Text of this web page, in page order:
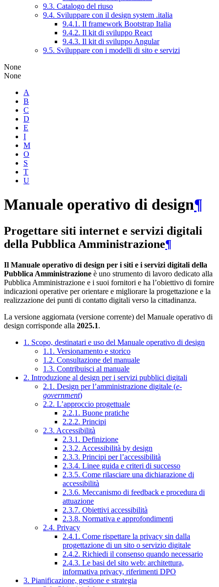
9.3. Catalogo del riuso
9.4. Sviluppare con il design system .italia
9.4.1. Il framework Bootstrap Italia
9.4.2. Il kit di sviluppo React
9.4.3. Il kit di sviluppo Angular
9.5. Sviluppare con i modelli di sito e servizi
None
None
A
B
C
D
E
I
M
O
S
T
U
Manuale operativo di design¶
Progettare siti internet e servizi digitali
della Pubblica Amministrazione¶
Il Manuale operativo di design per i siti e i servizi digitali della
Pubblica Amministrazione è uno strumento di lavoro dedicato alla
Pubblica Amministrazione e i suoi fornitori e ha l’obiettivo di fornire
indicazioni operative per orientare e migliorare la progettazione e la
realizzazione dei punti di contatto digitali verso la cittadinanza.
La versione aggiornata (versione corrente) del Manuale operativo di
design corrisponde alla 2025.1.
1. Scopo, destinatari e uso del Manuale operativo di design
1.1. Versionamento e storico
1.2. Consultazione del manuale
1.3. Contribuisci al manuale
2. Introduzione al design per i servizi pubblici digitali
2.1. Design per l’amministrazione digitale (e-
government)
2.2. L’approccio progettuale
2.2.1. Buone pratiche
2.2.2. Principi
2.3. Accessibilità
2.3.1. Definizione
2.3.2. Accessibilità by design
2.3.3. Principi per l’accessibilità
2.3.4. Linee guida e criteri di successo
2.3.5. Come rilasciare una dichiarazione di
accessibilità
2.3.6. Meccanismo di feedback e procedura di
attuazione
2.3.7. Obiettivi accessibilità
2.3.8. Normativa e approfondimenti
2.4. Privacy
2.4.1. Come rispettare la privacy sin dalla
progettazione di un sito o servizio digitale
2.4.2. Richiedi il consenso quando necessario
2.4.3. Le basi del sito web: architettura,
informativa privacy, riferimenti DPO
3. Pianificazione, gestione e strategia